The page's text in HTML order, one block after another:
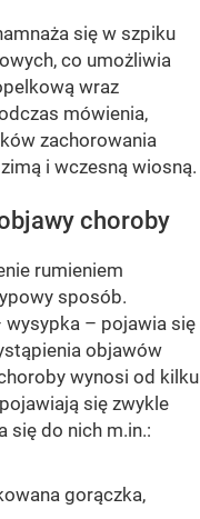
się w szpiku
co umożliwia
wraz
mówienia,
zachorowania
i wczesną wiosną.
choroby
rumieniem
sposób.
– pojawia się
objawów
wynosi od kilku
się zwykle
się do nich m.in.:
gorączka,